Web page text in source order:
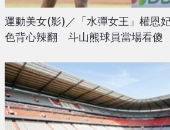
運動美女(影)／「水彈女王」權恩
色背心辣翻 斗山熊球員當場看傻